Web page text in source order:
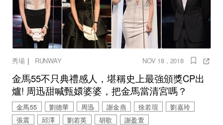
秀場 ｜ RUNWAY NOV 18 , 2018
金馬55不只典禮感人，堪稱史上最強頒獎CP出
爐! 周迅甜喊甄嬛婆婆，把金馬當清宮嗎？
金馬55 劉德華 周迅 謝金燕 徐若瑄
劉嘉玲
張震
邱澤 劉若英 胡歌 謝盈萱